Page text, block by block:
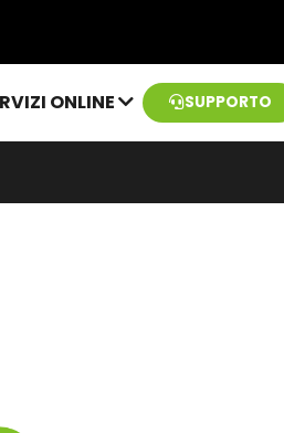
ONLINE SUPPORTO